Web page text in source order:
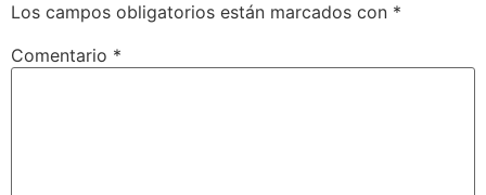
Los campos obligatorios están marcados con *
Comentario *